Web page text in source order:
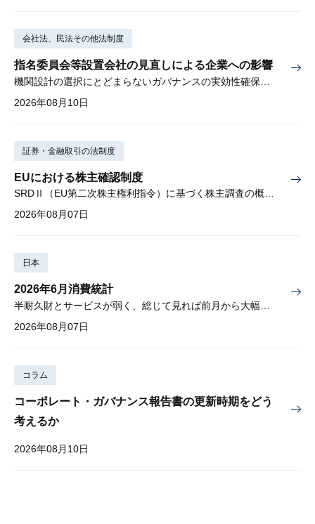
会社法、民法その他法制度
指名委員会等設置会社の見直しによる企業への影響
2026年08月10日
証券・金融取引の法制度
EUにおける株主確認制度
SRDⅡ（EU第二次株主権利指令）に基づく株主調査の概要と課題
2026年08月07日
日本
2026年6月消費統計
2026年08月07日
コラム
コーポレート・ガバナンス報告書の更新時期をどう
考えるか
2026年08月10日